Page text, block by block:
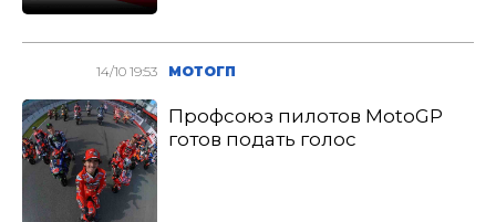
14/10 19:53 МОТОГП
Профсоюз пилотов MotoGP
готов подать голос